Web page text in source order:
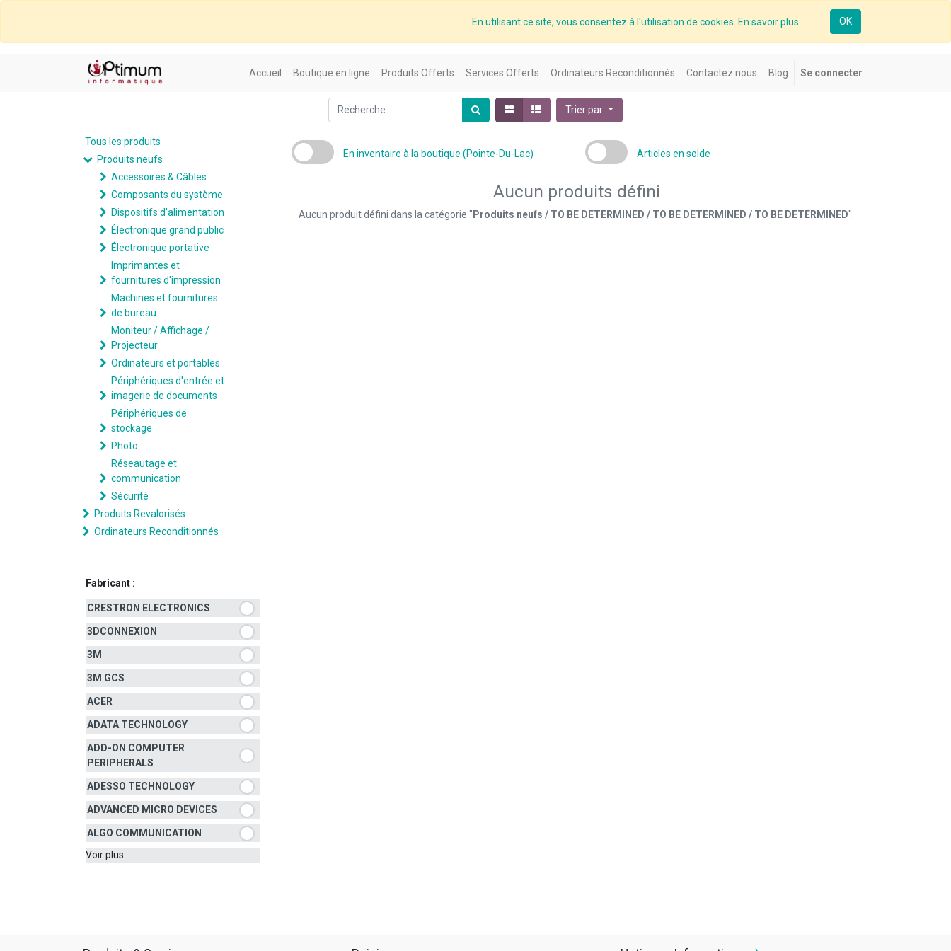
En utilisant ce site, vous consentez à l'utilisation de cookies. En savoir plus. OK
Accueil Boutique en ligne Produits Offerts Services Offerts Ordinateurs Reconditionnés Contactez nous Blog Se connecter
Trier par
Tous les produits
Produits neufs
Accessoires & Câbles
Composants du système
Dispositifs d'alimentation
Électronique grand public
Électronique portative
Imprimantes et
fournitures d'impression
Machines et fournitures
de bureau
Moniteur / Affichage /
Projecteur
Ordinateurs et portables
Périphériques d'entrée et
imagerie de documents
Périphériques de
stockage
Photo
Réseautage et
communication
Sécurité
Produits Revalorisés
Ordinateurs Reconditionnés
Fabricant :
CRESTRON ELECTRONICS
3DCONNEXION
3M
3M GCS
ACER
ADATA TECHNOLOGY
ADD-ON COMPUTER
PERIPHERALS
ADESSO TECHNOLOGY
ADVANCED MICRO DEVICES
ALGO COMMUNICATION
Voir plus...
En inventaire à la boutique (Pointe-Du-Lac) Articles en solde
Aucun produits défini
Aucun produit défini dans la catégorie " Produits neufs / TO BE DETERMINED / TO BE DETERMINED / TO BE DETERMINED".